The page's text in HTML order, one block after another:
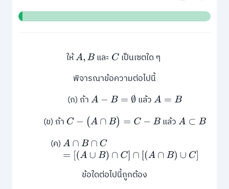
ให้A,B และ C เป็นเซตใด ๆ
พิจารณาข้อความต่อไปนี้
(ก) ถ้าA−B=∅ แล้วA= B
(ข) ถ้า C−(A ∩B)=C−B แล้วA⊂B
(ค)A∩B∩C=[(A∪
ข้อใดต่อไปนี้ถูกต้อง